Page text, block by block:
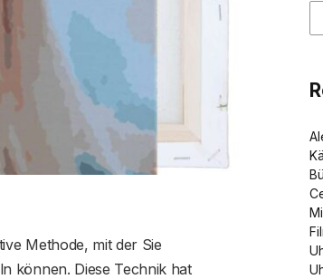
Methode, mit der Sie
können. Diese Technik hat